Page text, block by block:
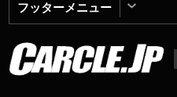
フッターメニュー